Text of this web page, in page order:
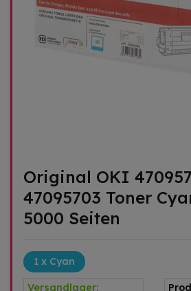
Original OKI
47095703 Toner
5000 Seiten
1 x Cyan
Versandlager: